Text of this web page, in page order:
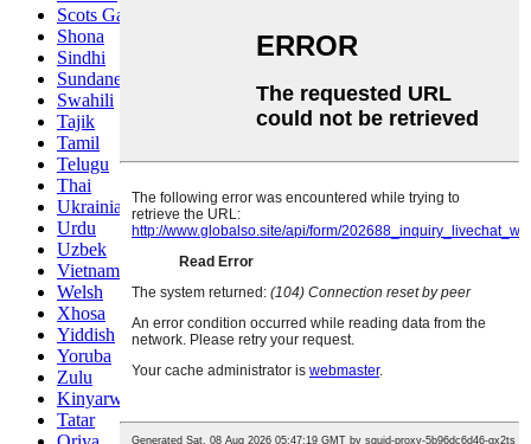
Scots Gaelic
Shona
Sindhi
Sundanese
Swahili
Tajik
Tamil
Telugu
Thai
Ukrainian
Urdu
Uzbek
Vietnamese
Welsh
Xhosa
Yiddish
Yoruba
Zulu
Kinyarwanda
Tatar